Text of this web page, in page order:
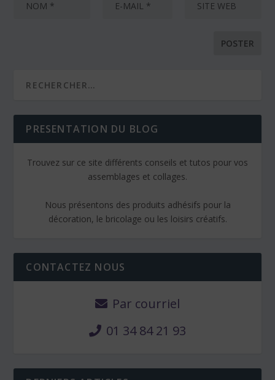
PRESENTATION DU BLOG
Trouvez sur ce site différents conseils et tutos pour vos
assemblages et collages.
Nous présentons des produits adhésifs pour la
décoration, le bricolage ou les loisirs créatifs.
CONTACTEZ NOUS
Par courriel
01 34 84 21 93